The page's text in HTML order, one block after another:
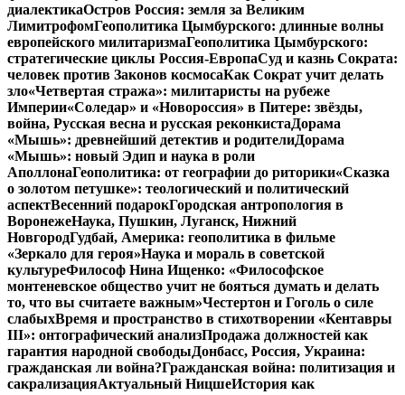
диалектикаОстров Россия: земля за Великим
ЛимитрофомГеополитика Цымбурского: длинные волны
европейского милитаризмаГеополитика Цымбурского:
стратегические циклы Россия-ЕвропаСуд и казнь Сократа:
человек против Законов космосаКак Сократ учит делать
зло«Четвертая стража»: милитаристы на рубеже
Империи«Соледар» и «Новороссия» в Питере: звёзды,
война, Русская весна и русская реконкистаДорама
«Мышь»: древнейший детектив и родителиДорама
«Мышь»: новый Эдип и наука в роли
АполлонаГеополитика: от географии до риторики«Сказка
о золотом петушке»: теологический и политический
аспектВесенний подарокГородская антропология в
ВоронежеНаука, Пушкин, Луганск, Нижний
НовгородГудбай, Америка: геополитика в фильме
«Зеркало для героя»Наука и мораль в советской
культуреФилософ Нина Ищенко: «Философское
монтеневское общество учит не бояться думать и делать
то, что вы считаете важным»Честертон и Гоголь о силе
слабыхВремя и пространство в стихотворении «Кентавры
III»: онтографический анализПродажа должностей как
гарантия народной свободыДонбасс, Россия, Украина:
гражданская ли война?Гражданская война: политизация и
сакрализацияАктуальный НицшеИстория как